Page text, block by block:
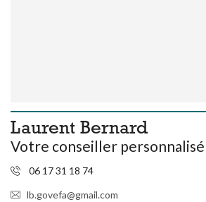
Laurent Bernard
Votre conseiller personnalisé
06 17 31 18 74
lb.govefa@gmail.com